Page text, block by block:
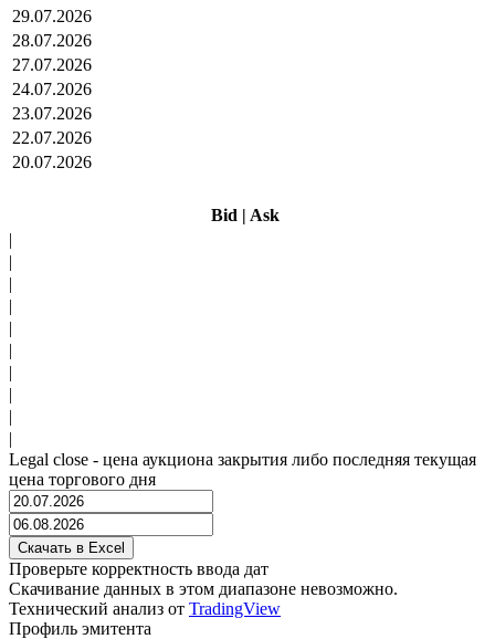
29.07.2026
28.07.2026
27.07.2026
24.07.2026
23.07.2026
22.07.2026
20.07.2026
Bid | Ask
|
|
|
|
|
|
|
|
|
|
Legal close - цена аукциона закрытия либо последняя текущая
цена торгового дня
Проверьте корректность ввода дат
Скачивание данных в этом диапазоне невозможно.
Технический анализ от TradingView
Профиль эмитента